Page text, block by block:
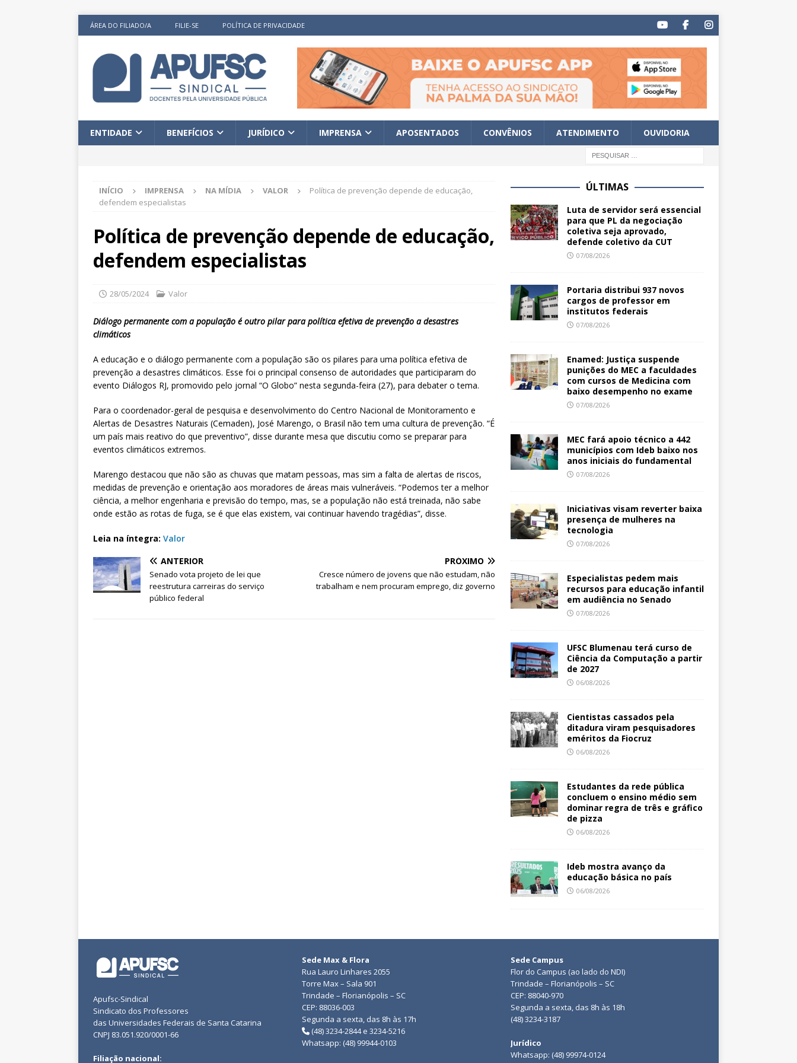
ÁREA DO FILIADO/A FILIE-SE POLÍTICA DE PRIVACIDADE
ENTIDADE BENEFÍCIOS JURÍDICO IMPRENSA APOSENTADOS CONVÊNIOS ATENDIMENTO OUVIDORIA
INÍCIO IMPRENSA NA MÍDIA VALOR
Política de prevenção depende de educação,
defendem especialistas
Política de prevenção depende de educação,
defendem especialistas
28/05/2024 Valor
Diálogo permanente com a população é outro pilar para política efetiva de prevenção a desastres
climáticos
A educação e o diálogo permanente com a população são os pilares para uma política efetiva de
prevenção a desastres climáticos. Esse foi o principal consenso de autoridades que participaram do
evento Diálogos RJ, promovido pelo jornal “O Globo” nesta segunda-feira (27), para debater o tema.
Para o coordenador-geral de pesquisa e desenvolvimento do Centro Nacional de Monitoramento e
Alertas de Desastres Naturais (Cemaden), José Marengo, o Brasil não tem uma cultura de prevenção. “É
um país mais reativo do que preventivo”, disse durante mesa que discutiu como se preparar para
eventos climáticos extremos.
Marengo destacou que não são as chuvas que matam pessoas, mas sim a falta de alertas de riscos,
medidas de prevenção e orientação aos moradores de áreas mais vulneráveis. “Podemos ter a melhor
ciência, a melhor engenharia e previsão do tempo, mas, se a população não está treinada, não sabe
onde estão as rotas de fuga, se é que elas existem, vai continuar havendo tragédias”, disse.
Leia na íntegra: Valor
ANTERIOR
Senado vota projeto de lei que
reestrutura carreiras do serviço
público federal
PRÓXIMO
Cresce número de jovens que não estudam, não
trabalham e nem procuram emprego, diz governo
ÚLTIMAS
Luta de servidor será essencial
para que PL da negociação
coletiva seja aprovado,
defende coletivo da CUT
07/08/2026
Portaria distribui 937 novos
cargos de professor em
institutos federais
07/08/2026
Enamed: Justiça suspende
punições do MEC a faculdades
com cursos de Medicina com
baixo desempenho no exame
07/08/2026
MEC fará apoio técnico a 442
municípios com Ideb baixo nos
anos iniciais do fundamental
07/08/2026
Iniciativas visam reverter baixa
presença de mulheres na
tecnologia
07/08/2026
Especialistas pedem mais
recursos para educação infantil
em audiência no Senado
07/08/2026
UFSC Blumenau terá curso de
Ciência da Computação a partir
de 2027
06/08/2026
Cientistas cassados pela
ditadura viram pesquisadores
eméritos da Fiocruz
06/08/2026
Estudantes da rede pública
concluem o ensino médio sem
dominar regra de três e gráfico
de pizza
06/08/2026
Ideb mostra avanço da
educação básica no país
06/08/2026
Apufsc-Sindical
Sindicato dos Professores
das Universidades Federais de Santa Catarina
CNPJ 83.051.920/0001-66
Filiação nacional:
Sede Max & Flora
Rua Lauro Linhares 2055
Torre Max – Sala 901
Trindade – Florianópolis – SC
CEP: 88036-003
Segunda a sexta, das 8h às 17h
(48) 3234-2844 e 3234-5216
Whatsapp: (48) 99944-0103
Sede Campus
Flor do Campus (ao lado do NDI)
Trindade – Florianópolis – SC
CEP: 88040-970
Segunda a sexta, das 8h às 18h
(48) 3234-3187
Jurídico
Whatsapp: (48) 99974-0124